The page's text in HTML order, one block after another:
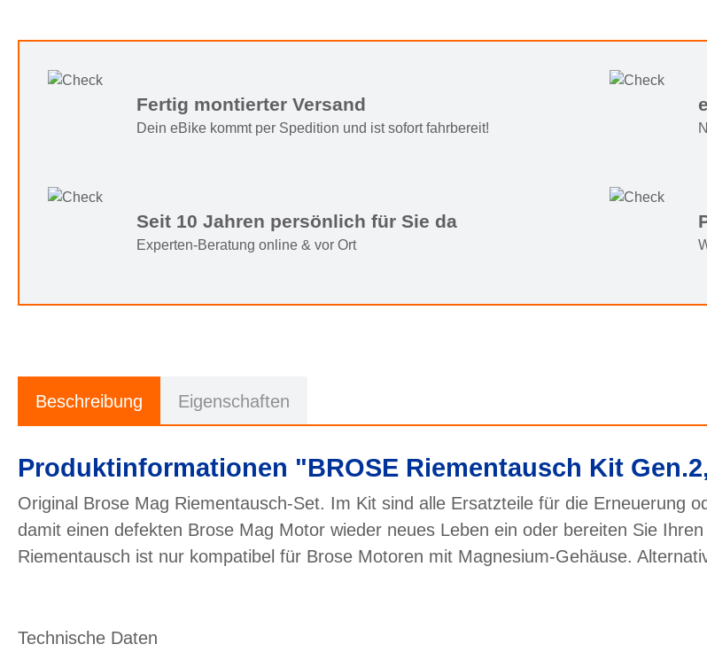
Fertig montierter Versand
Dein eBike kommt per Spedition und ist sofort fahrbereit!
Seit 10 Jahren persönlich für Sie da
Experten-Beratung online & vor Ort
Beschreibung Eigenschaften
Produktinformationen "BROSE Riementausch Kit
Original Brose Mag Riementausch-Set. Im Kit sind alle Ersatzteile für die Erneuerung
damit einen defekten Brose Mag Motor wieder neues Leben ein oder bereiten Sie
Riementausch ist nur kompatibel für Brose Motoren mit Magnesium-Gehäuse.
Technische Daten